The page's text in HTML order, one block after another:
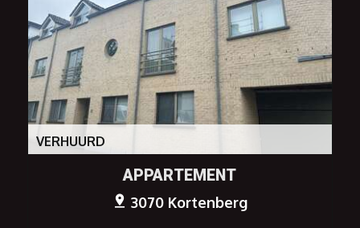
VERHUURD
APPARTEMENT
3070 Kortenberg